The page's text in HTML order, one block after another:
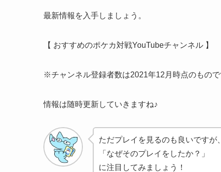
最新情報を入手しましょう。
【 おすすめのポケカ対戦YouTubeチャンネル 】
※チャンネル登録者数は2021年12月時点のもので
情報は随時更新していきますね♪
ただプレイを見るのも良いですが、
「なぜそのプレイをしたか？」
に注目してみましょう！